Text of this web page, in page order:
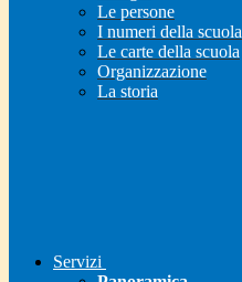
Le persone
I numeri della scuola
Le carte della scuola
Organizzazione
La storia
Servizi